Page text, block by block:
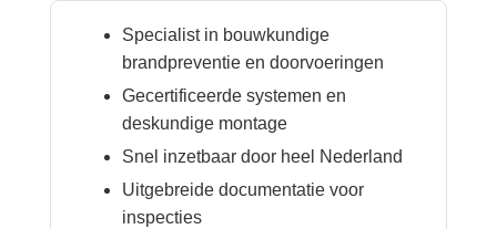
Specialist in bouwkundige
brandpreventie en doorvoeringen
Gecertificeerde systemen en
deskundige montage
Snel inzetbaar door heel Nederland
Uitgebreide documentatie voor
inspecties